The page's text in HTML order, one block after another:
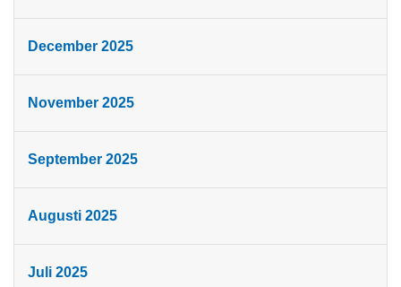
December 2025
November 2025
September 2025
Augusti 2025
Juli 2025